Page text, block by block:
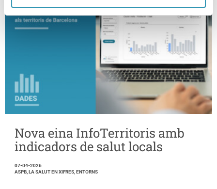
Nova eina InfoTerritoris amb
indicadors de salut locals
07-04-2026
ASPB, LA SALUT EN XIFRES, ENTORNS